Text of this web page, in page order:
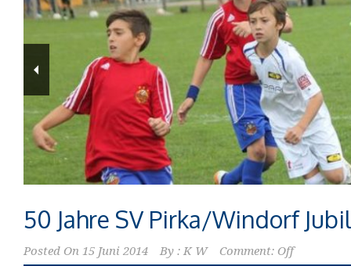
50 Jahre SV Pirka/Windorf
Posted On 15 Juni 2014 By : K W Comment: Off